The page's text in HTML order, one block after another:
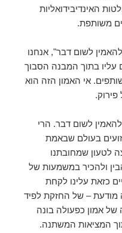
האינדיבידואליות
משותפת.
לשום דבר", אנחנו
בתוך המבנה הסבוך
אי האמון הזה הוא
לשום דבר. הרי
בעולם שבאמת
לטעון שמחובתנו
ולהכיר במשמעות של
כזאת עלינו לקחת
מודעת – של החזקת לפיד
אמון כפעולה בונה
המציאות המשתנה.